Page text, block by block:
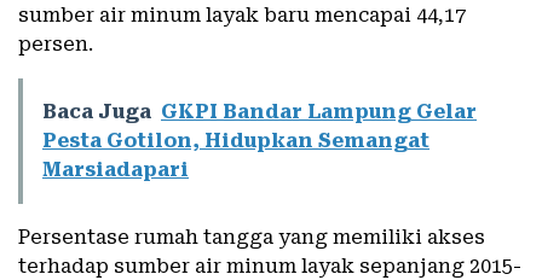
sumber air minum layak baru mencapai 44,17
persen.
Baca Juga GKPI Bandar Lampung Gelar
Pesta Gotilon, Hidupkan Semangat
Marsiadapari
Persentase rumah tangga yang memiliki akses
terhadap sumber air minum layak sepanjang 2015-